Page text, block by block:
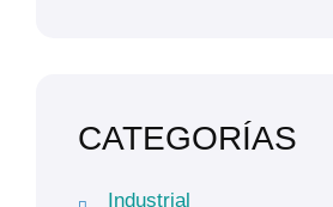
CATEGORÍAS
Industrial